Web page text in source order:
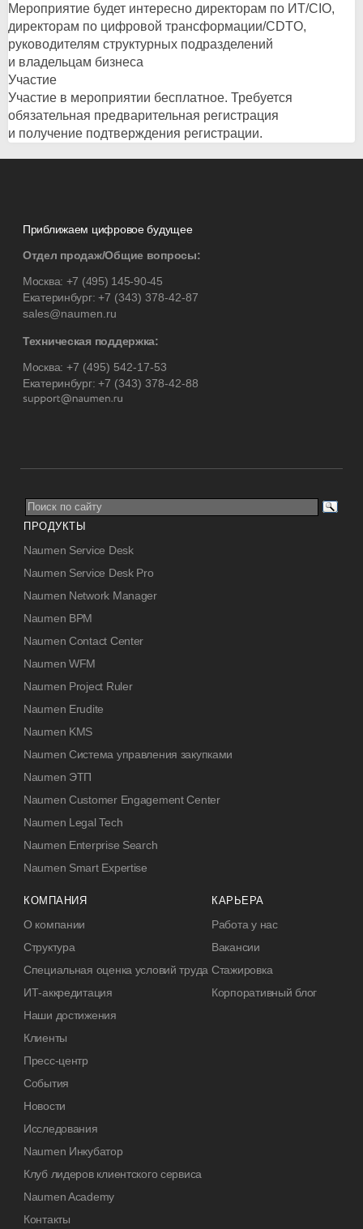
Мероприятие будет интересно директорам по ИТ/CIO,
директорам по цифровой трансформации/CDTO,
руководителям структурных подразделений
и владельцам бизнеса
Участие
Участие в мероприятии бесплатное. Требуется
обязательная предварительная регистрация
и получение подтверждения регистрации.
Приближаем цифровое будущее
Отдел продаж/Общие вопросы:
Москва: +7 (495) 145-90-45
Екатеринбург:+7 (343) 378-42-87
sales@naumen.ru
Техническая поддержка:
Москва: +7 (495) 542-17-53
Екатеринбург:+7 (343) 378-42-88
ПРОДУКТЫ
Naumen Service Desk
Naumen Service Desk Pro
Naumen Network Manager
Naumen BPM
Naumen Contact Center
Naumen WFM
Naumen Project Ruler
Naumen Erudite
Naumen KMS
Naumen Система управления закупками
Naumen ЭТП
Naumen Customer Engagement Center
Naumen Legal Tech
Naumen Enterprise Search
Naumen Smart Expertise
КОМПАНИЯ
О компании
Структура
Специальная оценка условий труда
ИТ-аккредитация
Наши достижения
Клиенты
Пресс-центр
События
Новости
Исследования
Naumen Инкубатор
Клуб лидеров клиентского сервиса
Naumen Academy
Контакты
КАРЬЕРА
Работа у нас
Вакансии
Стажировка
Корпоративный блог